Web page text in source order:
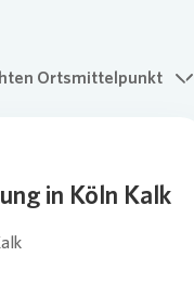
Ortsmittelpunkt
in Köln Kalk